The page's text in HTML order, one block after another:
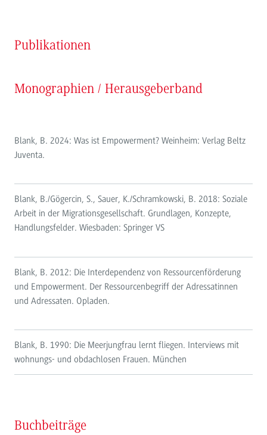
Publikationen
Monographien / Herausgeberband
Blank, B. 2024: Was ist Empowerment? Weinheim: Verlag Beltz
Juventa.
Blank, B./Gögercin, S., Sauer, K./Schramkowski, B. 2018: Soziale
Arbeit in der Migrationsgesellschaft. Grundlagen, Konzepte,
Handlungsfelder. Wiesbaden: Springer VS
Blank, B. 2012: Die Interdependenz von Ressourcenförderung
und Empowerment. Der Ressourcenbegriff der Adressatinnen
und Adressaten. Opladen.
Blank, B. 1990: Die Meerjungfrau lernt fliegen. Interviews mit
wohnungs- und obdachlosen Frauen. München
Buchbeiträge